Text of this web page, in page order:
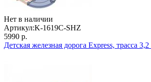
Нет в наличии
Артикул:K-1619C-SHZ
5990 р.
Детская железная дорога Express, трасса